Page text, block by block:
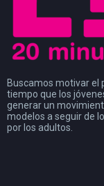
Buscamos motivar el
tiempo que los
generar un
modelos a seguir de
por los adultos.